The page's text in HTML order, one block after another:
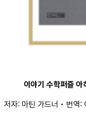
이야기 수학퍼즐 아
저자: 마틴 가드너 • 번